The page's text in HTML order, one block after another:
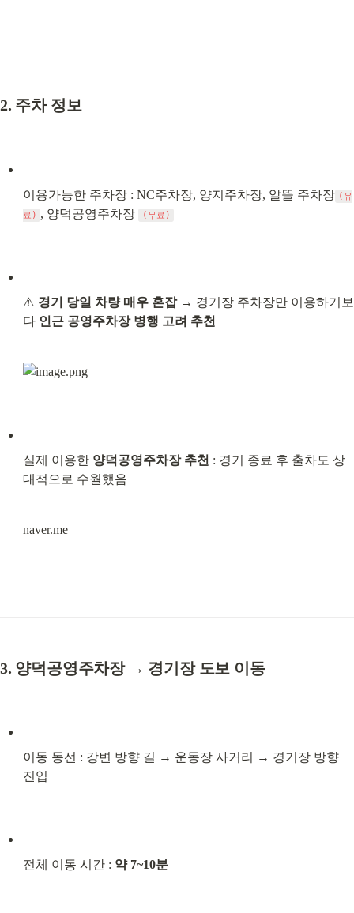
2. 주차 정보
이용가능한 주차장 : NC주차장, 양지주차장, 알뜰 주차장 (유
료) , 양덕공영주차장 (무료)
⚠️ 경기 당일 차량 매우 혼잡 → 경기장 주차장만 이용하기보
다 인근 공영주차장 병행 고려 추천
실제 이용한 양덕공영주차장 추천 : 경기 종료 후 출차도 상
대적으로 수월했음
naver.me
3. 양덕공영주차장 → 경기장 도보 이동
이동 동선 : 강변 방향 길 → 운동장 사거리 → 경기장 방향
진입
전체 이동 시간 : 약 7~10분